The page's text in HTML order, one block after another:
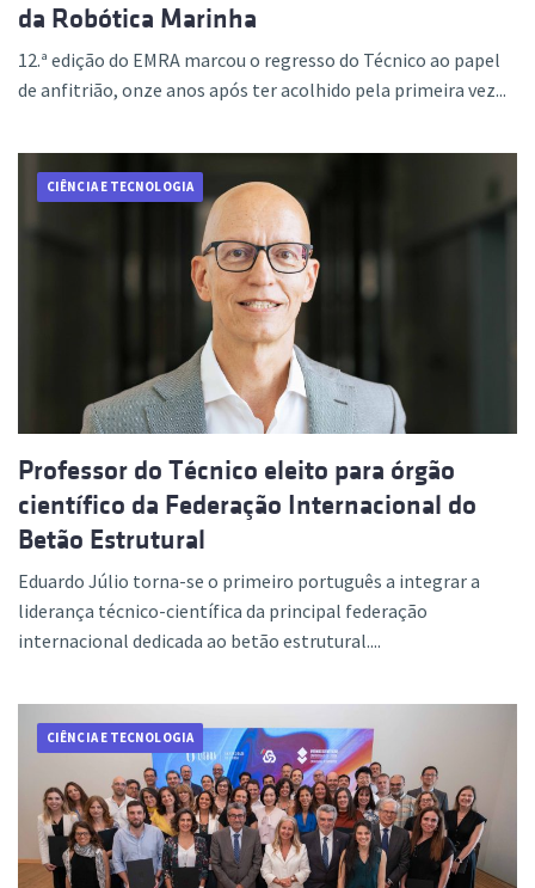
da Robótica Marinha
12.ª edição do EMRA marcou o regresso do Técnico ao papel
de anfitrião, onze anos após ter acolhido pela primeira vez...
CIÊNCIA E TECNOLOGIA
Professor do Técnico eleito para órgão
científico da Federação Internacional do
Betão Estrutural
Eduardo Júlio torna-se o primeiro português a integrar a
liderança técnico-científica da principal federação
internacional dedicada ao betão estrutural....
CIÊNCIA E TECNOLOGIA